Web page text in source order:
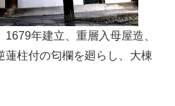
年建立、重層入母屋造、
蓮柱付の匂欄を廻らし、大棟